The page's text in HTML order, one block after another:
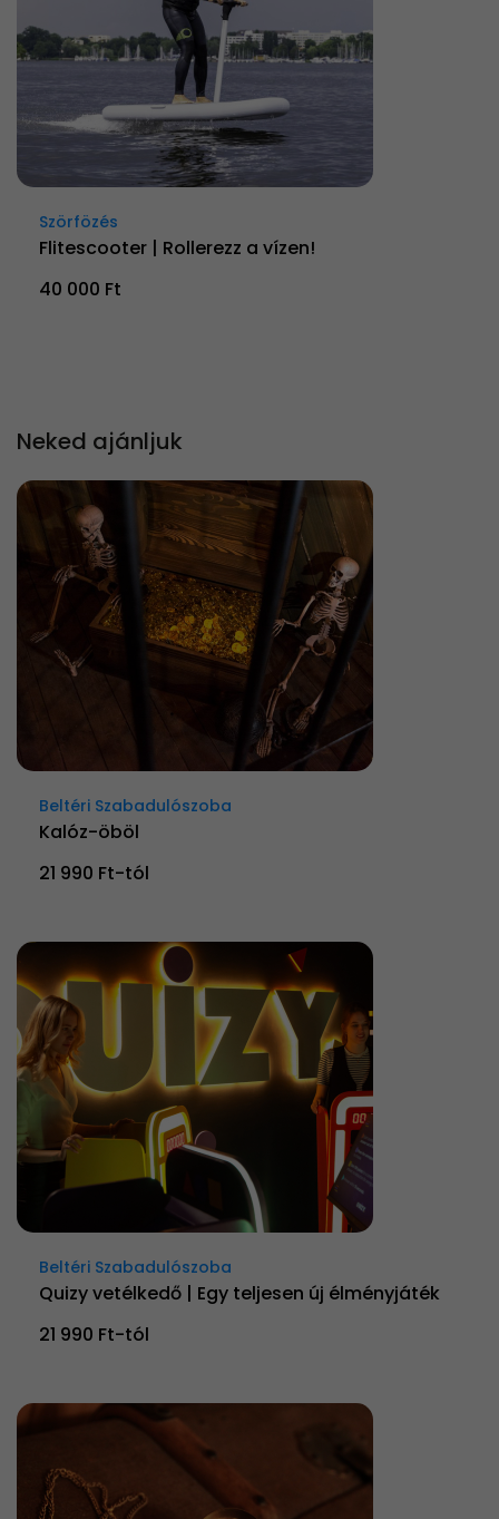
Szörfözés
Flitescooter | Rollerezz a vízen!
40 000 Ft
Neked ajánljuk
Beltéri Szabadulószoba
Kalóz-öböl
21 990 Ft-tól
Beltéri Szabadulószoba
Quizy vetélkedő | Egy teljesen új élményjáték
21 990 Ft-tól